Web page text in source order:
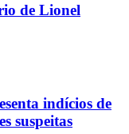
de Lionel
indícios de
suspeitas